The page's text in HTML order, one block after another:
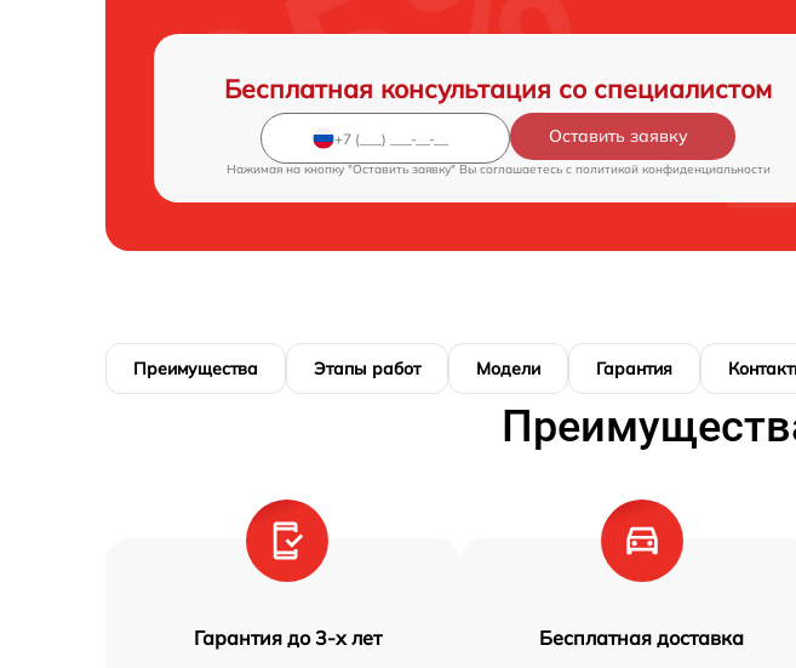
Бесплатная консультация со специалистом
Оставить заявку
Нажимая на кнопку "Оставить заявку" Вы соглашаетесь c политикой конфиденциальности
Преимущества Этапы работ Модели Гарантия
Гарантия до 3-х лет Бесплатная доставка